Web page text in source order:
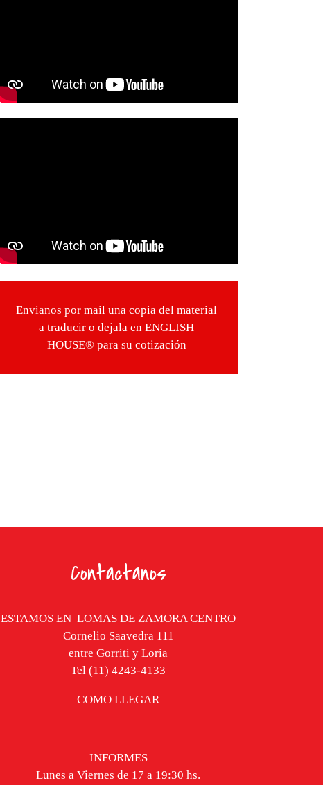
Envianos por mail una copia del material
a traducir o dejala en ENGLISH
HOUSE® para su cotización
Contactanos
ESTAMOS ENLOMAS DE ZAMORA CENTRO
Cornelio Saavedra 111
entre Gorriti y Loria
Tel (11) 4243-4133
COMO LLEGAR
INFORMES
Lunes a Viernes de 17 a 19:30 hs.